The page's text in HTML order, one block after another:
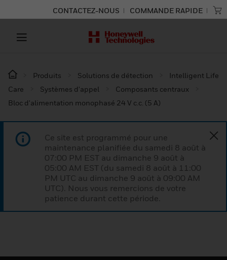
CONTACTEZ-NOUS COMMANDE RAPIDE
Produits Solutions de détection
Intelligent Life
Care
Systèmes d'appel
Composants centraux
Bloc d'alimentation monophasé 24 V c.c. (5 A)
Ce site est programmé pour une
maintenance planifiée du samedi 8 août à
07:00 PM EST au dimanche 9 août à
05:00 AM EST (du samedi 8 août à 11:00
PM UTC au dimanche 9 août à 09:00 AM
UTC). Nous vous remercions de votre
patience durant cette période.